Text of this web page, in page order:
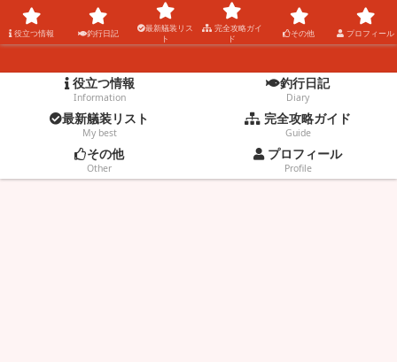
コウタの釣りblog。
役立つ情報
Information
釣行日記
Diary
最新艤装リスト
My best
完全攻略ガイド
Guide
その他
Other
プロフィール
Profile
役立つ情報 釣行日記
最新艤装リス
ト
完全攻略ガイ
ド
その他 プロフィール